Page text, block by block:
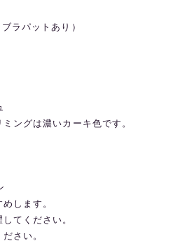
ラパットあり）
ングは濃いカーキ色です。
します。
てください。
さい。